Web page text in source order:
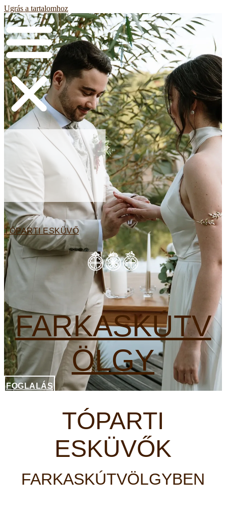
Ugrás a tartalomhoz
TÓPARTI ESKÜVŐ
FARKASKÚTV
ÖLGY
FOGLALÁS
TÓPARTI
ESKÜVŐK
FARKASKÚTVÖLGYBEN